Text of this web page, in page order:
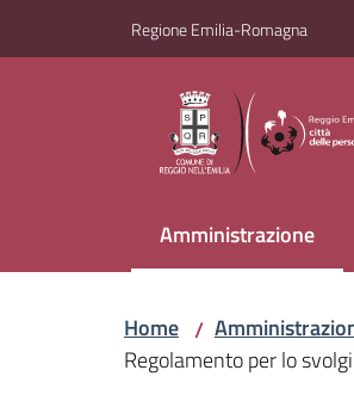
Regione Emilia-Romagna
Amministrazione
Menu selezionato
Home /
Regolamento per lo